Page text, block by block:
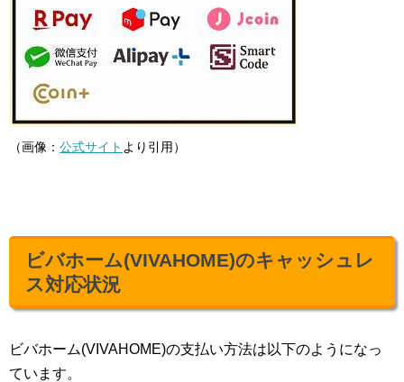
（画像： 公式サイト より引用）
ビバホーム(VIVAHOME)のキャッシュレ
ス対応状況
ビバホーム(VIVAHOME)の支払い方法は以下のようになっ
ています。